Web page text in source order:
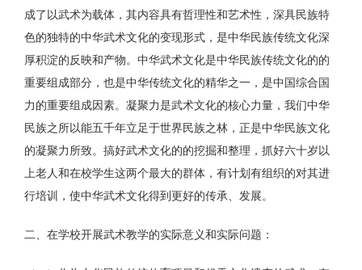
成了以武术为载体，其内容具有哲理性和艺术性，深具民族特
色的独特的中华武术文化的变现形式，是中华民族传统文化深
厚积淀的反映和产物。中华武术文化是中华民族传统文化的的
重要组成部分，也是中华传统文化的精华之一，是中国综合国
力的重要组成因素。凝聚力是武术文化的核心力量，我们中华
民族之所以能五千年立足于世界民族之林，正是中华民族文化
的凝聚力所致。搞好武术文化的的挖掘和整理，抓好六十岁以
上老人和在校学生这两个最大的群体，有计划有组织的对其进
行培训，使中华武术文化得到更好的传承、发展。
二、在学校开展武术教学的实际意义和实际问题：